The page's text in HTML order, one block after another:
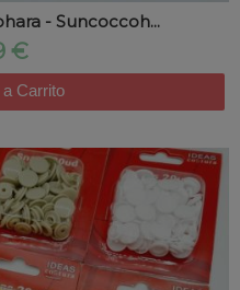
- Suncoccoh...
€
Carrito